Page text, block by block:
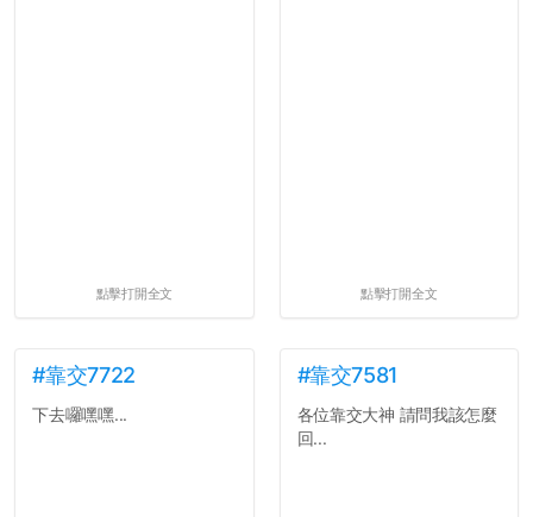
點擊打開全文 點擊打開全文
#靠交7722
下去囉嘿嘿...
#靠交7581
各位靠交大神 請問我該怎麼
回...